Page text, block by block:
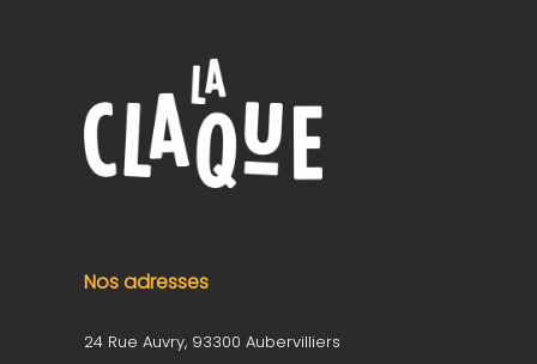
Nos adresses
24 Rue Auvry, 93300 Aubervilliers